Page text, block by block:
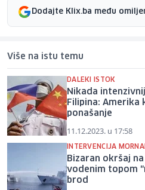
Dodajte Klix.ba među
Više na istu temu
DALEKI ISTOK
Nikada
Filipina:
ponašanje
11.12.2023. u 17:58
INTERVENCIJA
Bizaran okršaj
vodenim topom
brod